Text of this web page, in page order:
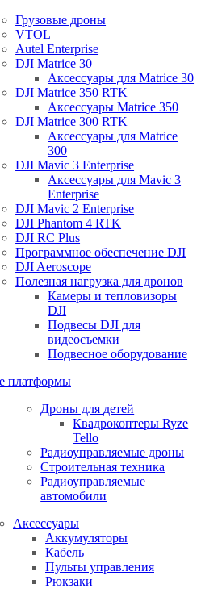
Грузовые дроны
VTOL
Autel Enterprise
DJI Matrice 30
Аксессуары для Matrice 30
DJI Matrice 350 RTK
Аксессуары Matrice 350
DJI Matrice 300 RTK
Аксессуары для Matrice
300
DJI Mavic 3 Enterprise
Аксессуары для Mavic 3
Enterprise
DJI Mavic 2 Enterprise
DJI Phantom 4 RTK
DJI RC Plus
Программное обеспечение DJI
DJI Aeroscope
Полезная нагрузка для дронов
Камеры и тепловизоры
DJI
Подвесы DJI для
видеосъемки
Подвесное оборудование
платформы
Дроны для детей
Квадрокоптеры Ryze
Tello
Радиоуправляемые дроны
Строительная техника
Радиоуправляемые
автомобили
Аксессуары
Аккумуляторы
Кабель
Пульты управления
Рюкзаки